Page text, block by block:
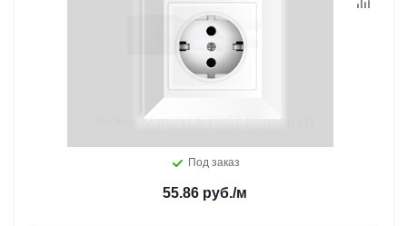
Кабель КГтп 2х1,5 ГОСТ Конкорд (1)
Под заказ
55.86руб./м